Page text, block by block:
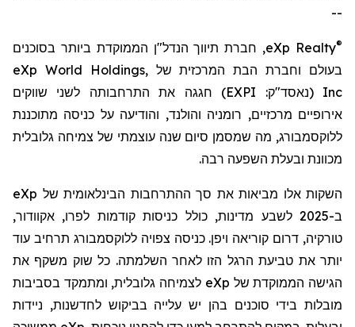
--
®
eXp Realty, חברת תיווך הנדל"ן הממוקדת ביותר בסוכנים
בעולם וחברת הבת המרכזית שלeXp World Holdings,
Inc (נאסד"ק: EXPI
) חגגה את התרחבותה לשני שווקים
אירופיים מרכזיים, רומניה והולנד, והודיעה על כניסה מתוכננת
ללוקסמבורג, מה שמסמן סיום שנה עוצמתי של צמיחה גלובלית
מכוונת ובעלת השפעה רבה.
השקות אלו מביאות את סך ההתרחבות הבינלאומית של eXp
ב-2025 לשבע מדינות, כולל כניסות קודמות לפרו, אקוודור,
טורקיה, דרום קוריאה ויפן. כניסה צפויה ללוקסמבורג תרחיב עוד
יותר את טביעת הרגל הזו לאחר השלמתה. כל שוק משקף את
הגישה הממוקדת של eXp לצמיחה גלובלית, ומתמקד בסביבות
מובלות בידי סוכנים בהן יש עלייה בביקוש לחדשנות, ניידות